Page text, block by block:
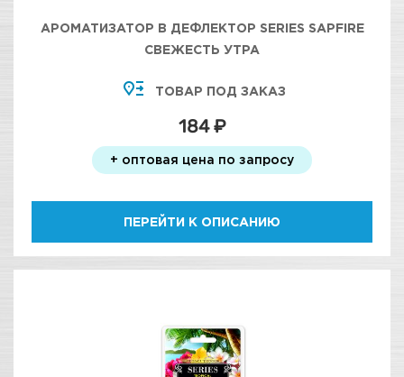
АРОМАТИЗАТОР В ДЕФЛЕКТОР SERIES SAPFIRE
СВЕЖЕСТЬ УТРА
ТОВАР ПОД ЗАКАЗ
184 ₽
+ оптовая цена по запросу
ПЕРЕЙТИ К ОПИСАНИЮ